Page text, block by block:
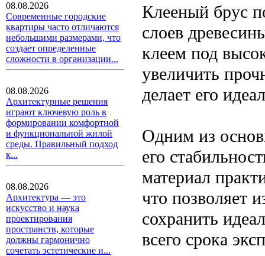
08.08.2026
Современные городские
квартиры часто отличаются
небольшими размерами, что
создает определенные
сложности в организации...
08.08.2026
Архитектурные решения
играют ключевую роль в
формировании комфортной
и функциональной жилой
среды. Правильный подход
к...
08.08.2026
Архитектура — это
искусство и наука
проектирования
пространств, которые
должны гармонично
сочетать эстетические и...
Клееный брус
слоев
клеем под
увеличить
делает его
Одним из
его
материал
что позволяет
сохранить
всего срока